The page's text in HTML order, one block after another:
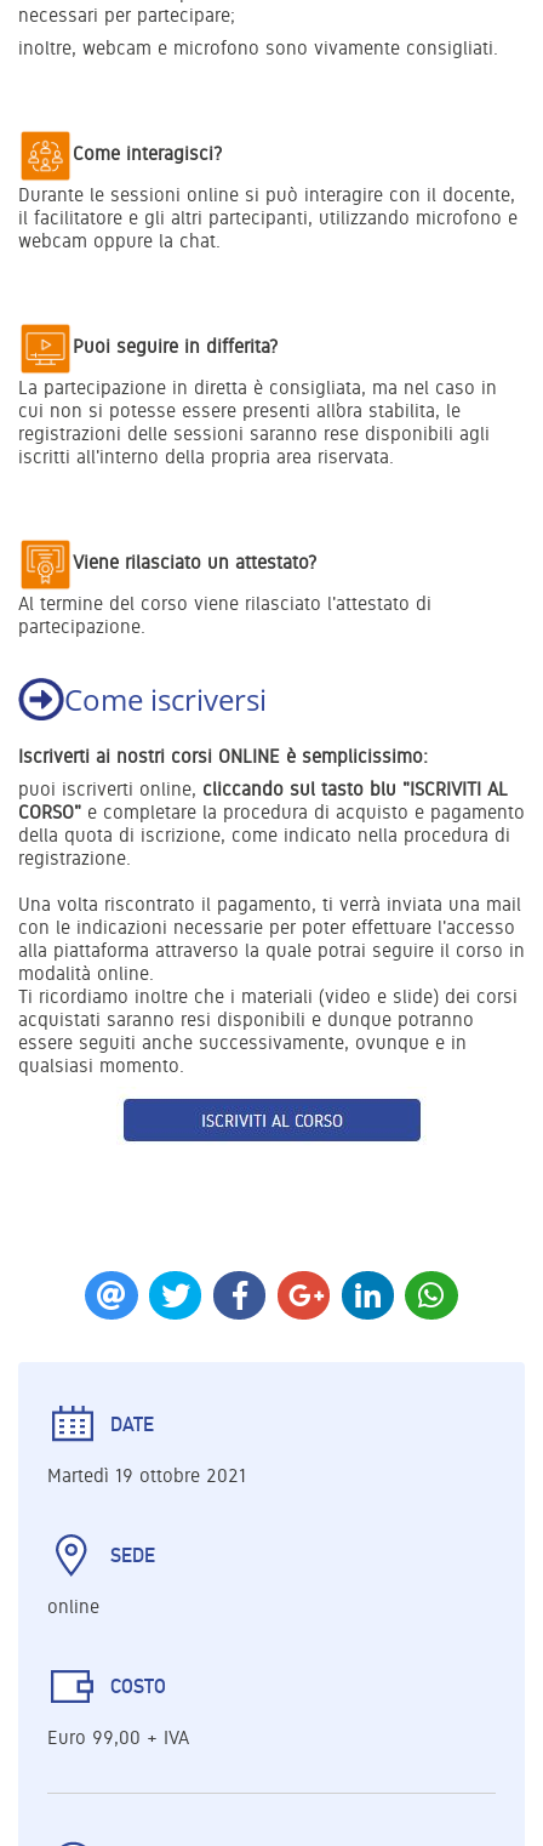
necessari per partecipare;
inoltre, webcam e microfono sono vivamente consigliati.
Come interagisci?
Durante le sessioni online si può interagire con il docente,
il facilitatore e gli altri partecipanti, utilizzando microfono e
webcam oppure la chat.
Puoi seguire in differita?
La partecipazione in diretta è consigliata, ma nel caso in
cui non si potesse essere presenti all’ora stabilita, le
registrazioni delle sessioni saranno rese disponibili agli
iscritti all'interno della propria area riservata.
Viene rilasciato un attestato?
Al termine del corso viene rilasciato l'attestato di
partecipazione.
Come iscriversi
Iscriverti ai nostri corsi ONLINE è semplicissimo:
puoi iscriverti online, cliccando sul tasto blu "ISCRIVITI AL
CORSO" e completare la procedura di acquisto e pagamento
della quota di iscrizione, come indicato nella procedura di
registrazione.
Una volta riscontrato il pagamento, ti verrà inviata una mail
con le indicazioni necessarie per poter effettuare l'accesso
alla piattaforma attraverso la quale potrai seguire il corso in
modalità online.
Ti ricordiamo inoltre che i materiali (video e slide) dei corsi
acquistati saranno resi disponibili e dunque potranno
essere seguiti anche successivamente, ovunque e in
qualsiasi momento.
DATE
Martedì 19 ottobre 2021
SEDE
online
COSTO
Euro 99,00 + IVA